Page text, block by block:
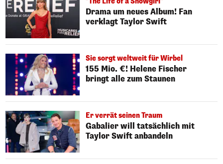
Drama um neues Album! Fan
verklagt Taylor Swift
Sie sorgt weltweit für Wirbel
155 Mio. €! Helene Fischer
bringt alle zum Staunen
Er verrät seinen Traum
Gabalier will tatsächlich mit
Taylor Swift anbandeln